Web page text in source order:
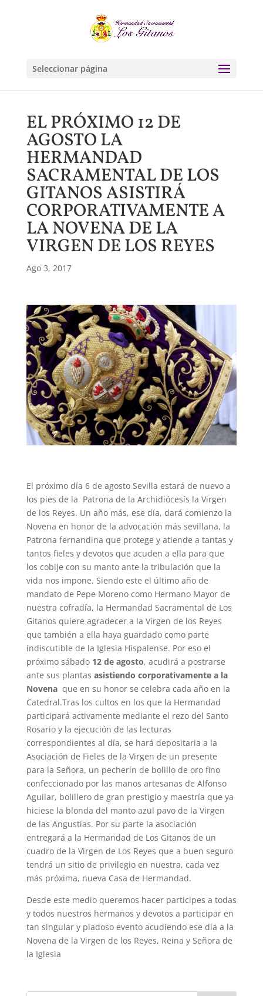
Seleccionar página
EL PRÓXIMO 12 DE
AGOSTO LA
HERMANDAD
SACRAMENTAL DE LOS
GITANOS ASISTIRÁ
CORPORATIVAMENTE A
LA NOVENA DE LA
VIRGEN DE LOS REYES
Ago 3, 2017
El próximo día 6 de agosto Sevilla estará de nuevo a
los pies de la Patrona de la Archidiócesís la Virgen
de los Reyes. Un año más, ese día, dará comienzo la
Novena en honor de la advocación más sevillana, la
Patrona fernandina que protege y atiende a tantas y
tantos fieles y devotos que acuden a ella para que
los cobije con su manto ante la tribulación que la
vida nos impone. Siendo este el último año de
mandato de Pepe Moreno como Hermano Mayor de
nuestra cofradía, la Hermandad Sacramental de Los
Gitanos quiere agradecer a la Virgen de los Reyes
que también a ella haya guardado como parte
indiscutible de la Iglesia Hispalense. Por eso el
próximo sábado 12 de agosto, acudirá a postrarse
ante sus plantas asistiendo corporativamente a la
Novena que en su honor se celebra cada año en la
Catedral.Tras los cultos en los que la Hermandad
participará activamente mediante el rezo del Santo
Rosario y la ejecución de las lecturas
correspondientes al día, se hará depositaria a la
Asociación de Fieles de la Virgen de un presente
para la Señora, un pecherín de bolillo de oro fino
confeccionado por las manos artesanas de Alfonso
Aguilar, bolillero de gran prestigio y maestría que ya
hiciese la blonda del manto azul pavo de la Virgen
de las Angustias. Por su parte la asociación
entregará a la Hermandad de Los Gitanos de un
cuadro de la Virgen de Los Reyes que a buen seguro
tendrá un sitio de privilegio en nuestra, cada vez
más próxima, nueva Casa de Hermandad.
Desde este medio queremos hacer participes a todas
y todos nuestros hermanos y devotos a participar en
tan singular y piadoso evento acudiendo ese día a la
Novena de la Virgen de los Reyes, Reina y Señora de
la Iglesia